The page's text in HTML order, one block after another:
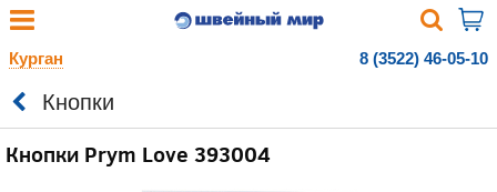
Курган 8 (3522) 46-05-10
Кнопки
Кнопки Prym Love 393004